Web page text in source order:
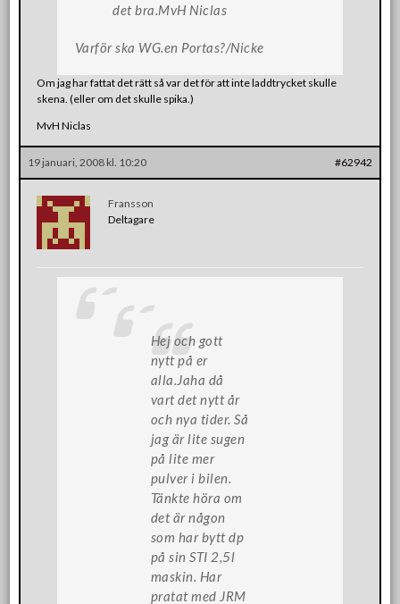
det bra.MvH Niclas
Varför ska WG.en Portas?/Nicke
Om jag har fattat det rätt så var det för att inte laddtrycket skulle
skena. (eller om det skulle spika.)
MvH Niclas
19 januari, 2008 kl. 10:20 #62942
Fransson
Deltagare
Hej och gott
nytt på er
alla.Jaha då
vart det nytt år
och nya tider. Så
jag är lite sugen
på lite mer
pulver i bilen.
Tänkte höra om
det är någon
som har bytt dp
på sin STI 2,5l
maskin. Har
pratat med JRM